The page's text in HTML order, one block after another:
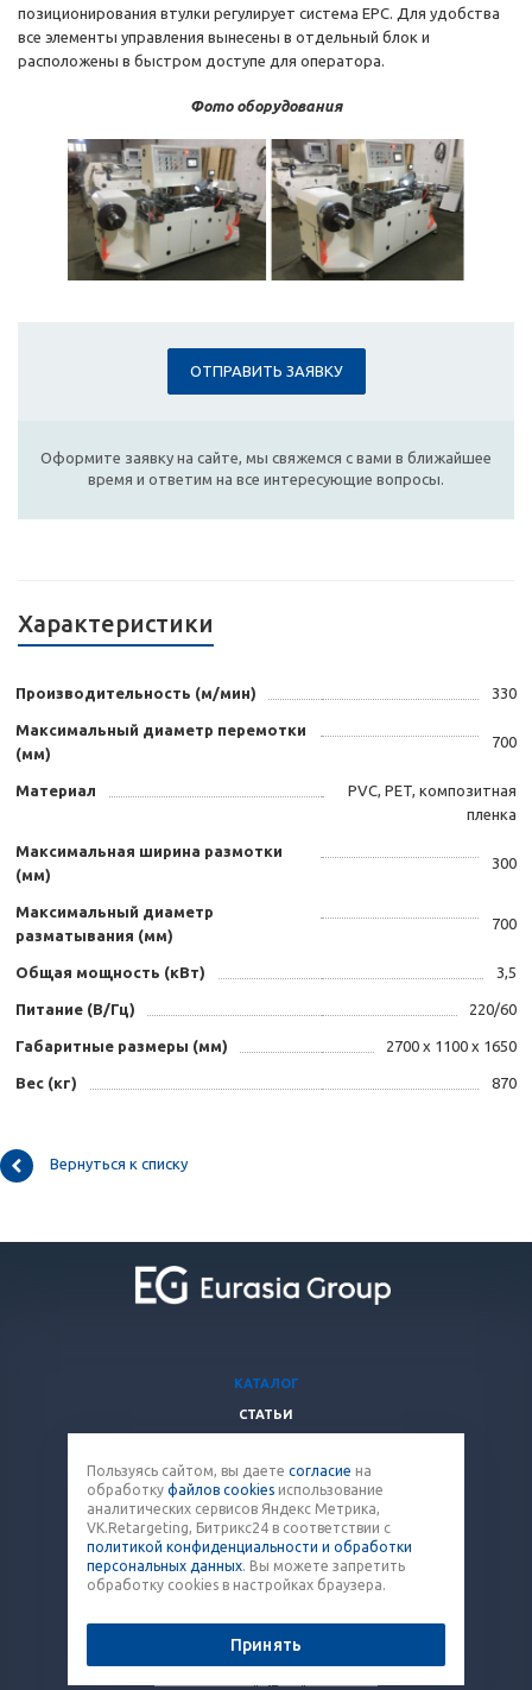
позиционирования втулки регулирует система EPC. Для удобства
все элементы управления вынесены в отдельный блок и
расположены в быстром доступе для оператора.
Фото оборудования
ОТПРАВИТЬ ЗАЯВКУ
Оформите заявку на сайте, мы свяжемся с вами в ближайшее
время и ответим на все интересующие вопросы.
Характеристики
Производительность (м/мин) 330
Максимальный диаметр перемотки
(мм)
700
Материал
PVC, PET, композитная
пленка
Максимальная ширина размотки
(мм)
300
Максимальный диаметр
разматывания (мм)
700
Общая мощность (кВт) 3,5
Питание (В/Гц) 220/60
Габаритные размеры (мм) 2700 х 1100 х 1650
Вес (кг) 870
Вернуться к списку
© 2026 Все права защищены.
КАТАЛОГ
СТАТЬИ
КОМПАНИЯ
КОНТАКТЫ
8 (800) 707-12-53
paket@eq-mail.ru
Пользуясь сайтом, вы даете согласие на
обработку файлов cookies использование
аналитических сервисов Яндекс Метрика,
VK.Retargeting, Битрикс24 в соответствии с
политикой конфиденциальности и обработки
персональных данных. Вы можете запретить
обработку cookies в настройках браузера.
Принять